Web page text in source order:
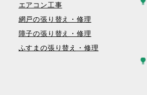
エアコン工事
網戸の張り替え・修理
障子の張り替え・修理
ふすまの張り替え・修理